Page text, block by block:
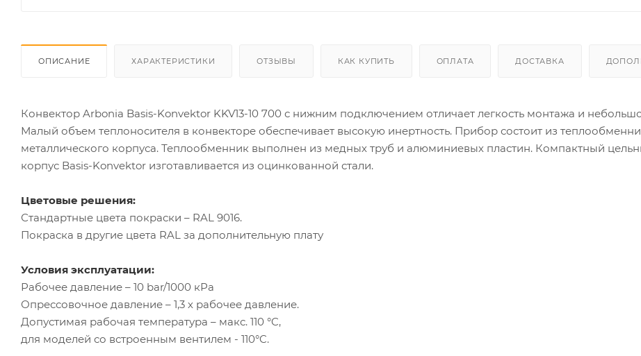
ОПИСАНИЕ ХАРАКТЕРИСТИКИ ОТЗЫВЫ КАК КУПИТЬ ОПЛАТА ДОСТАВКА
Конвектор Arbonia Basis-Konvektor KKV13-10 700 с нижним подключением отличает легкость монтажа и
Малый объем теплоносителя в конвекторе обеспечивает высокую инертность. Прибор состоит из
металлического корпуса. Теплообменник выполнен из медных труб и алюминиевых пластин. Компактный
корпус Basis-Konvektor изготавливается из оцинкованной стали.
Цветовые решения:
Стандартные цвета покраски – RAL 9016.
Покраска в другие цвета RAL за дополнительную плату
Условия эксплуатации:
Рабочее давление – 10 bar/1000 кРа
Опрессовочное давление – 1,3 х рабочее давление.
Допустимая рабочая температура – макс. 110 °C,
для моделей со встроенным вентилем - 110°C.